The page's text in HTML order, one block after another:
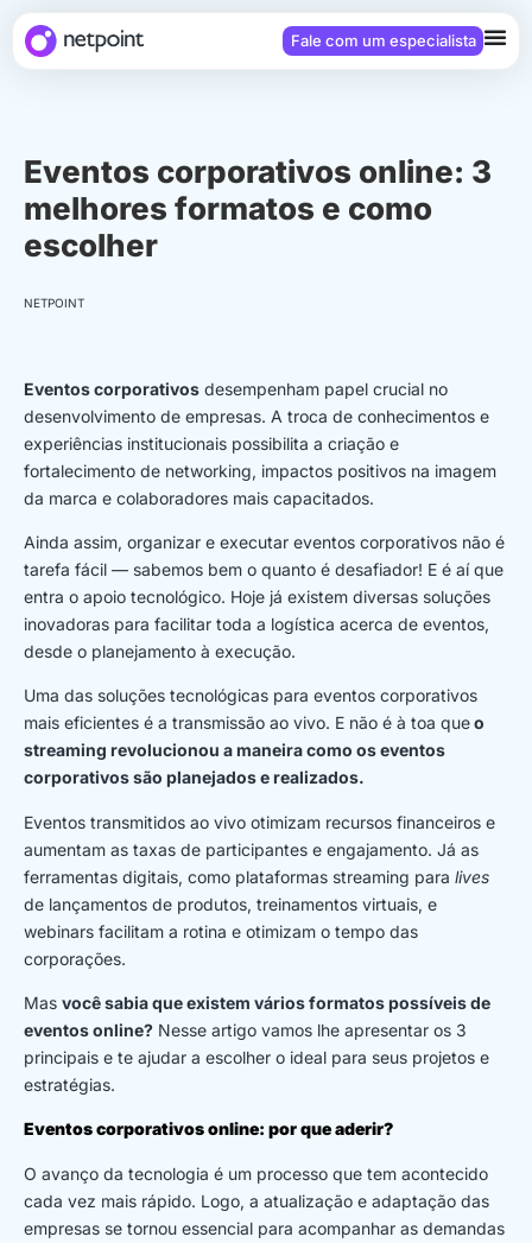
Fale com um especialista
Eventos corporativos online: 3
melhores formatos e como
escolher
NETPOINT
Eventos corporativos desempenham papel crucial no
desenvolvimento de empresas. A troca de conhecimentos e
experiências institucionais possibilita a criação e
fortalecimento de networking, impactos positivos na imagem
da marca e colaboradores mais capacitados.
Ainda assim, organizar e executar eventos corporativos não é
tarefa fácil — sabemos bem o quanto é desafiador! E é aí que
entra o apoio tecnológico. Hoje já existem diversas soluções
inovadoras para facilitar toda a logística acerca de eventos,
desde o planejamento à execução.
Uma das soluções tecnológicas para eventos corporativos
mais eficientes é a transmissão ao vivo. E não é à toa queo
streaming revolucionou a maneira como os eventos
corporativos são planejados e realizados.
Eventos transmitidos ao vivo otimizam recursos financeiros e
aumentam as taxas de participantes e engajamento. Já as
ferramentas digitais, como plataformas streaming para lives
de lançamentos de produtos, treinamentos virtuais, e
webinars facilitam a rotina e otimizam o tempo das
corporações.
Mas você sabia que existem vários formatos possíveis de
eventos online? Nesse artigo vamos lhe apresentar os 3
principais e te ajudar a escolher o ideal para seus projetos e
estratégias.
Eventos corporativos online: por que aderir?
O avanço da tecnologia é um processo que tem acontecido
cada vez mais rápido. Logo, a atualização e adaptação das
empresas se tornou essencial para acompanhar as demandas